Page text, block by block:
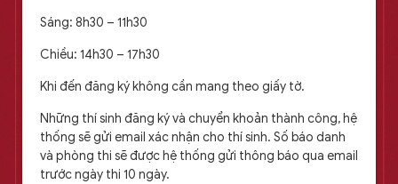
Sáng: 8h30 – 11h30
Chiều: 14h30 – 17h30
Khi đến đăng ký không cần mang theo giấy tờ.
Những thí sinh đăng ký và chuyển khoản thành công, hệ
thống sẽ gửi email xác nhận cho thí sinh. Số báo danh
và phòng thi sẽ được hệ thống gửi thông báo qua email
trước ngày thi 10 ngày.